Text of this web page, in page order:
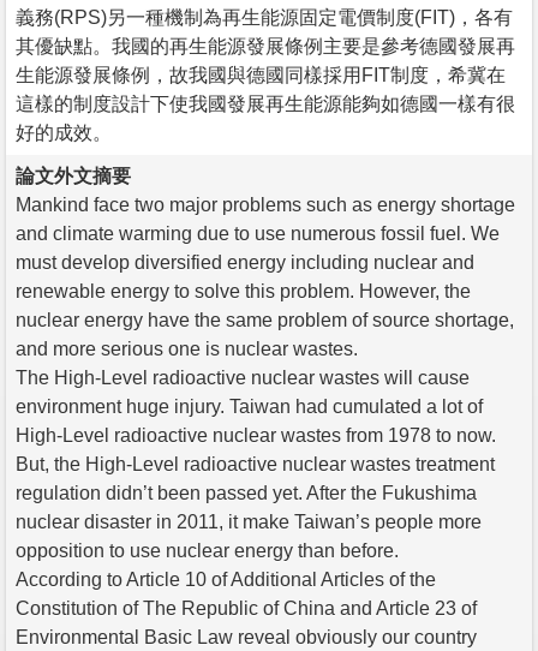
義務(RPS)另一種機制為再生能源固定電價制度(FIT)，各有
其優缺點。我國的再生能源發展條例主要是參考德國發展再
生能源發展條例，故我國與德國同樣採用FIT制度，希冀在
這樣的制度設計下使我國發展再生能源能夠如德國一樣有很
好的成效。
論文外文摘要
Mankind face two major problems such as energy shortage
and climate warming due to use numerous fossil fuel. We
must develop diversified energy including nuclear and
renewable energy to solve this problem. However, the
nuclear energy have the same problem of source shortage,
and more serious one is nuclear wastes.
The High-Level radioactive nuclear wastes will cause
environment huge injury. Taiwan had cumulated a lot of
High-Level radioactive nuclear wastes from 1978 to now.
But, the High-Level radioactive nuclear wastes treatment
regulation didn’t been passed yet. After the Fukushima
nuclear disaster in 2011, it make Taiwan’s people more
opposition to use nuclear energy than before.
According to Article 10 of Additional Articles of the
Constitution of The Republic of China and Article 23 of
Environmental Basic Law reveal obviously our country